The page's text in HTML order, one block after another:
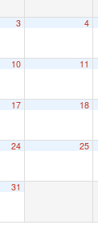
3 4
10 11
17 18
24 25
31